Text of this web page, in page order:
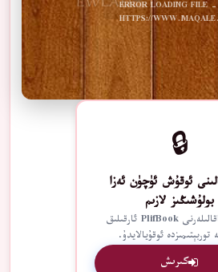
ERROR LOADING FILE -
HTTPS://
🔒
ئوقۇش ئۈچۈن ئەزا
بولۇشىڭىز لازىم
ئەزالار ماقالىلەرنى PlifBook ئارقىلىق
توربېتىمىزدە ئوقۇيالايدۇ.
كىرىش